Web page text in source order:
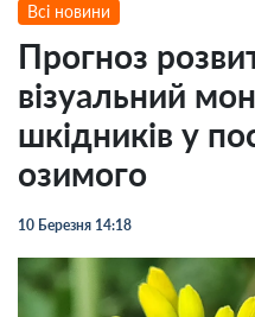
Всі новини
Прогноз
візуальний
шкідників у
озимого
10 Березня 14:18